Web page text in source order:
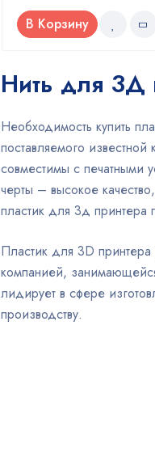
В Корзину
Нить для 3Д
Необходимость купить
поставляемого
совместимы с печатными
черты – высокое
пластик для 3д принтера
Пластик для 3D
компанией,
лидирует в сфере
производству.